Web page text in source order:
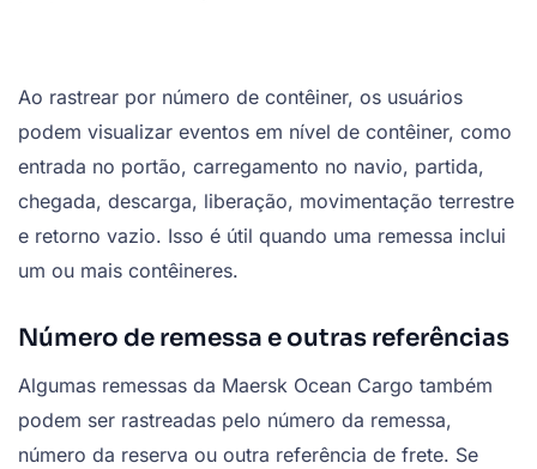
Ao rastrear por número de contêiner, os usuários
podem visualizar eventos em nível de contêiner, como
entrada no portão, carregamento no navio, partida,
chegada, descarga, liberação, movimentação terrestre
e retorno vazio. Isso é útil quando uma remessa inclui
um ou mais contêineres.
Número de remessa e outras referências
Algumas remessas da Maersk Ocean Cargo também
podem ser rastreadas pelo número da remessa,
número da reserva ou outra referência de frete. Se